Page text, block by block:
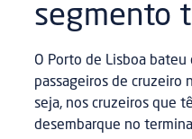
segmento
O Porto de Lisboa bateu
passageiros de cruzeiro
seja, nos cruzeiros que
desembarque no